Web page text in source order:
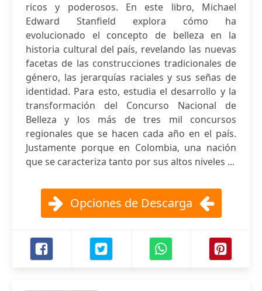
ricos y poderosos. En este libro, Michael
Edward Stanfield explora cómo ha
evolucionado el concepto de belleza en la
historia cultural del país, revelando las nuevas
facetas de las construcciones tradicionales de
género, las jerarquías raciales y sus señas de
identidad. Para esto, estudia el desarrollo y la
transformación del Concurso Nacional de
Belleza y los más de tres mil concursos
regionales que se hacen cada año en el país.
Justamente porque en Colombia, una nación
que se caracteriza tanto por sus altos niveles ...
Opciones de Descarga